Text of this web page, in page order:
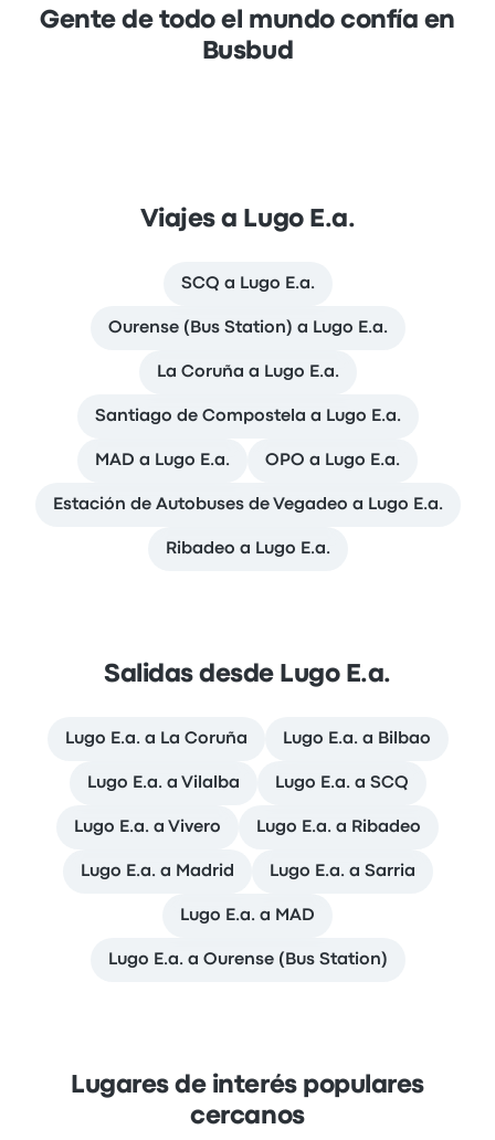
Gente de todo el mundo confía en
Busbud
Viajes a Lugo E.a.
SCQ a Lugo E.a.
Ourense (Bus Station) a Lugo E.a.
La Coruña a Lugo E.a.
Santiago de Compostela a Lugo E.a.
MAD a Lugo E.a. OPO a Lugo E.a.
Estación de Autobuses de Vegadeo a Lugo E.a.
Ribadeo a Lugo E.a.
Salidas desde Lugo E.a.
Lugo E.a. a La Coruña Lugo E.a. a Bilbao
Lugo E.a. a Vilalba Lugo E.a. a SCQ
Lugo E.a. a Vivero Lugo E.a. a Ribadeo
Lugo E.a. a Madrid Lugo E.a. a Sarria
Lugo E.a. a MAD
Lugo E.a. a Ourense (Bus Station)
Lugares de interés populares
cercanos